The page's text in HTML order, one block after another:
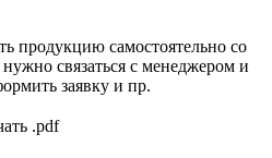
продукцию самостоятельно со
связаться с менеджером и
заявку и пр.
.pdf